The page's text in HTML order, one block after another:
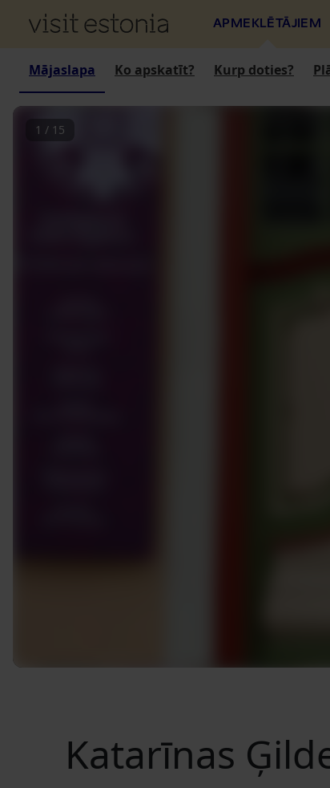
APMEKLĒTĀJIEM
Mājaslapa Ko apskatīt? Kurp doties?
1 / 15
Katarīnas